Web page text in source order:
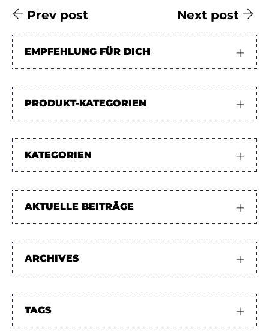
Prev post Next post
EMPFEHLUNG FÜR DICH
PRODUKT-KATEGORIEN
KATEGORIEN
AKTUELLE BEITRÄGE
ARCHIVES
TAGS